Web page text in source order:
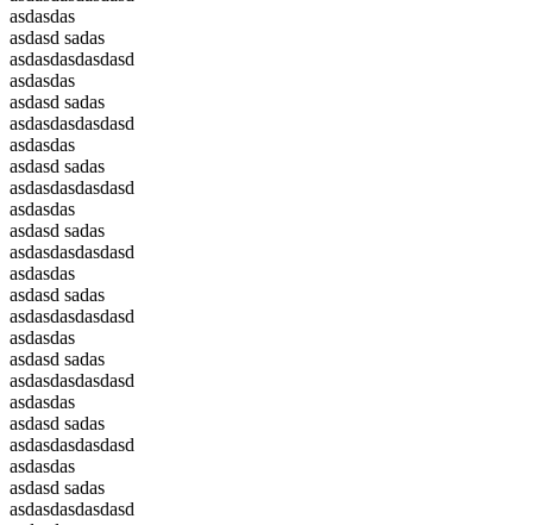
asdasdas
asdasd sadas
asdasdasdasdasd
asdasdas
asdasd sadas
asdasdasdasdasd
asdasdas
asdasd sadas
asdasdasdasdasd
asdasdas
asdasd sadas
asdasdasdasdasd
asdasdas
asdasd sadas
asdasdasdasdasd
asdasdas
asdasd sadas
asdasdasdasdasd
asdasdas
asdasd sadas
asdasdasdasdasd
asdasdas
asdasd sadas
asdasdasdasdasd